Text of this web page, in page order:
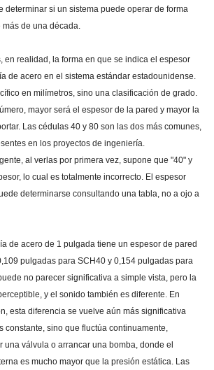
determinar si un sistema puede operar de forma
de una década.
en realidad, la forma en que se indica el espesor
de acero en el sistema estándar estadounidense.
en milímetros, sino una clasificación de grado.
mayor será el espesor de la pared y mayor la
Las cédulas 40 y 80 son las dos más comunes,
en los proyectos de ingeniería.
al verlas por primera vez, supone que "40" y
lo cual es totalmente incorrecto. El espesor
determinarse consultando una tabla, no a ojo a
de acero de 1 pulgada tiene un espesor de pared
pulgadas para SCH40 y 0,154 pulgadas para
no parecer significativa a simple vista, pero la
y el sonido también es diferente. En
esta diferencia se vuelve aún más significativa
constante, sino que fluctúa continuamente,
una válvula o arrancar una bomba, donde el
es mucho mayor que la presión estática. Las